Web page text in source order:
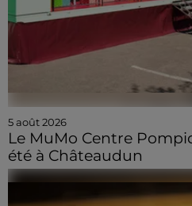
5 août 2026
Le MuMo Centre
été à Châteaudun